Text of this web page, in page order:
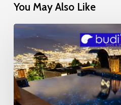
You May Also Like
Mosaic
Glow
in
the
Dark